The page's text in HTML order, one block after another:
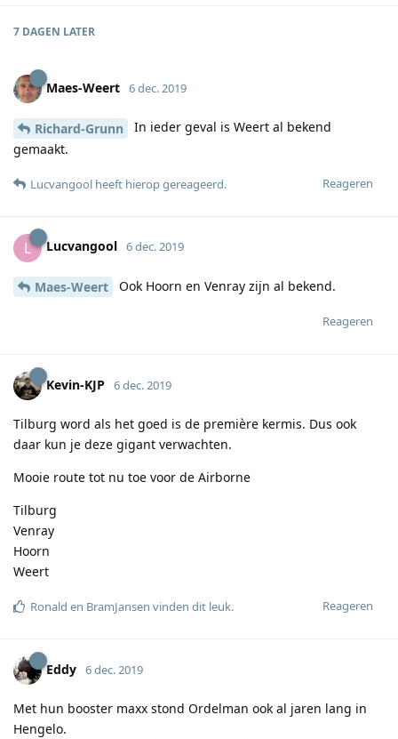
7 DAGEN LATER
Maes-Weert 6 dec. 2019
Richard-Grunn
In ieder geval is Weert al bekend
gemaakt.
Reageren
Lucvangool heeft hierop gereageerd.
L Lucvangool 6 dec. 2019
Maes-Weert Ook Hoorn en Venray zijn al bekend.
Reageren
Kevin-KJP 6 dec. 2019
Tilburg word als het goed is de première kermis. Dus ook
daar kun je deze gigant verwachten.
Mooie route tot nu toe voor de Airborne
Tilburg
Venray
Hoorn
Weert
Reageren
Ronald en BramJansen vinden dit leuk.
Eddy 6 dec. 2019
Met hun booster maxx stond Ordelman ook al jaren lang in
Hengelo.